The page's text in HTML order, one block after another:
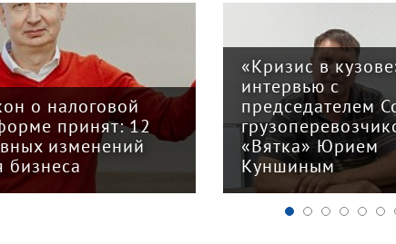
о налоговой
принят: 12
изменений
бизнеса
«Кризис в
интервью с
председателем
«Вятка» Юрием
Куншиным